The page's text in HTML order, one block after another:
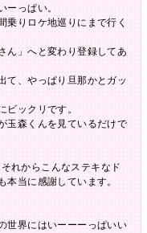
ーっぱい。
乗りロケ地巡りにまで行く
ん」へと変わり登録してあ
て、やっぱり旦那かとガッ
ビックリです。
玉森くんを見ているだけで
れからこんなステキなド
本当に感謝しています。
世界にはいーーーっぱいい